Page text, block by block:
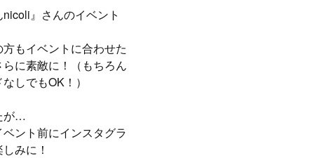
』さんのイベント
もイベントに合わせた
に素敵に！（もちろん
しでもOK！）
が…
ント前にインスタグラ
みに！